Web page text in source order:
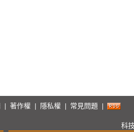
著作權 隱私權 常見問題
科